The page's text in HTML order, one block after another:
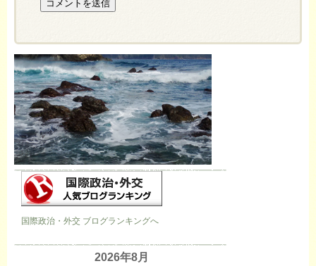
国際政治・外交 ブログランキングへ
2026年8月